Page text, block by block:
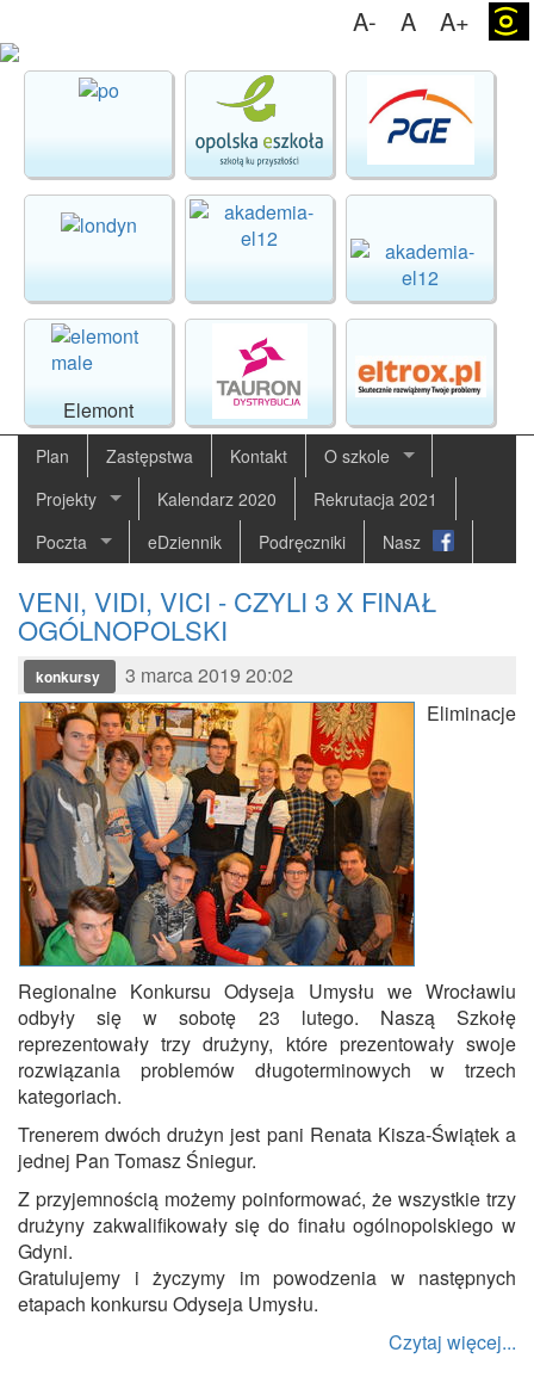
A- A A+ (o)
Elemont
Plan Zastępstwa Kontakt
O szkole
Projekty
Kalendarz 2020
Rekrutacja 2021
Poczta
eDziennik Podręczniki Nasz
VENI, VIDI, VICI - CZYLI 3 X FINAŁ
OGÓLNOPOLSKI
konkursy
3 marca 2019 20:02
Eliminacje
Regionalne Konkursu Odyseja Umysłu we Wrocławiu
odbyły się w sobotę 23 lutego. Naszą Szkołę
reprezentowały trzy drużyny, które prezentowały swoje
rozwiązania problemów długoterminowych w trzech
kategoriach.
Trenerem dwóch drużyn jest pani Renata Kisza-Świątek a
jednej Pan Tomasz Śniegur.
Z przyjemnością możemy poinformować, że wszystkie trzy
drużyny zakwalifikowały się do finału ogólnopolskiego w
Gdyni.
Gratulujemy i życzymy im powodzenia w następnych
etapach konkursu Odyseja Umysłu.
Czytaj więcej...